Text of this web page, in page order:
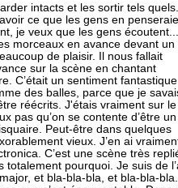
intacts et les sortir tels
ce que les gens en
je veux que les gens
morceaux en avance devant un
de plaisir. Il nous fallait
sur la scène en chantant
C’était un sentiment
des balles, parce que je
réécrits. J'étais vraiment sur
pas qu’on se contente d’être un
Peut-être dans quelques
vieux. J’en ai
C’est une scène très
totalement pourquoi. Je suis de
et bla-bla-bla, et bla-bla-